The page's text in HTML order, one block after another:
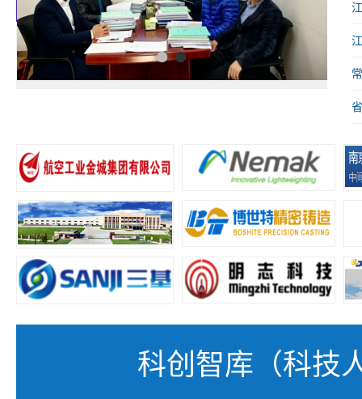
1 2
科创智库（科技